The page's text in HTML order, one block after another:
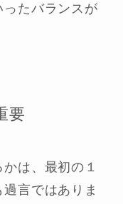
ったバランスが
要
は、最初の１
言ではありま